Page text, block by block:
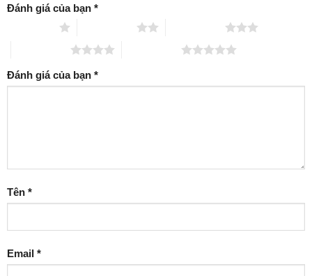
Đánh giá của bạn *
Đánh giá của bạn *
Tên *
Email *